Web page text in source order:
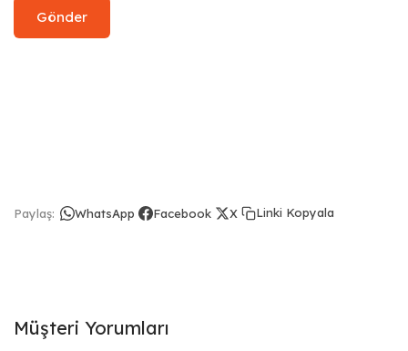
Paylaş: WhatsApp Facebook X Linki Kopyala
Müşteri Yorumları